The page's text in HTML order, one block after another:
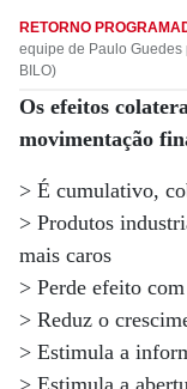
RETORNO
equipe de Paulo Guedes
BILO)
Os efeitos
movimentação
> É cumulativo,
> Produtos
mais caros
> Perde efeito
> Reduz o
> Estimula a
> Estimula a